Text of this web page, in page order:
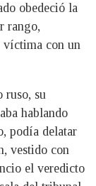
obedeció la
rango,
víctima con un
ruso, su
hablando
podía delatar
vestido con
el veredicto